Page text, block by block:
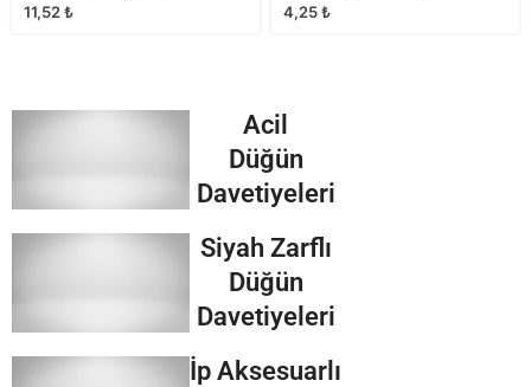
11,52₺
4,25₺
Acil
Düğün
Davetiyeleri
Siyah Zarflı
Düğün
Davetiyeleri
İp Aksesuarlı